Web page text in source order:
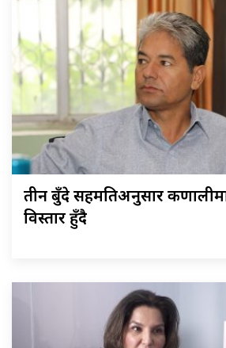
तीन बुँदे सहमतिअनुसार कर्णालीमा
विस्तार हुँदै